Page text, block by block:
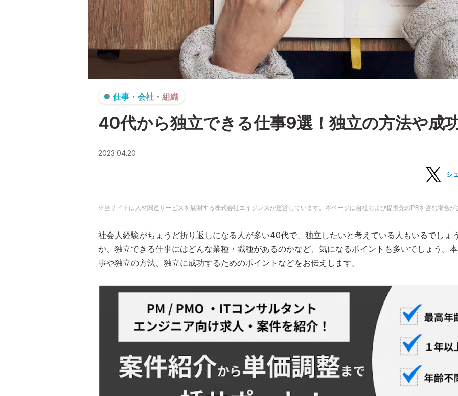
仕事・会社・組織
40代から独立できる仕事9選！独立の方法や成
2023.04.20
シ
※当サイトは人材関連サービスを展開する株式会社エイジレスが運営しています。本ページは自社および提携先のPRを含む場合が
社会人経験がちょうど折り返しになる人が多い40代で、独立したいと考えている人もいるでしょ
か、独立できる仕事にはどんな業種・職種があるのかなど、気になるポイントも多いでしょう。
事や独立の方法、独立に成功するためのポイントなどをお伝えします。